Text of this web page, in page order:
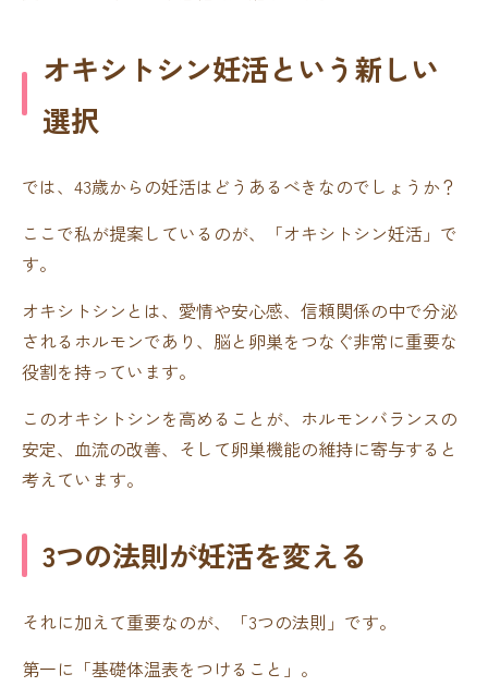
オキシトシン妊活という新しい
選択
では、43歳からの妊活はどうあるべきなのでしょうか？
ここで私が提案しているのが、「オキシトシン妊活」で
す。
オキシトシンとは、愛情や安心感、信頼関係の中で分泌
されるホルモンであり、脳と卵巣をつなぐ非常に重要な
役割を持っています。
このオキシトシンを高めることが、ホルモンバランスの
安定、血流の改善、そして卵巣機能の維持に寄与すると
考えています。
3つの法則が妊活を変える
それに加えて重要なのが、「3つの法則」です。
第一に「基礎体温表をつけること」。